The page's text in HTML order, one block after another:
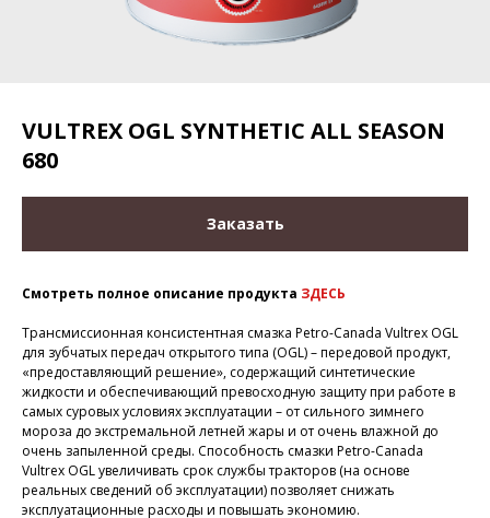
VULTREX OGL SYNTHETIC ALL SEASON
680
Заказать
Смотреть полное описание продукта ЗДЕСЬ
Трансмиссионная консистентная смазка Petro-Canada Vultrex OGL
для зубчатых передач открытого типа (OGL) – передовой продукт,
«предоставляющий решение», содержащий синтетические
жидкости и обеспечивающий превосходную защиту при работе в
самых суровых условиях эксплуатации – от сильного зимнего
мороза до экстремальной летней жары и от очень влажной до
очень запыленной среды. Способность смазки Petro-Canada
Vultrex OGL увеличивать срок службы тракторов (на основе
реальных сведений об эксплуатации) позволяет снижать
эксплуатационные расходы и повышать экономию.